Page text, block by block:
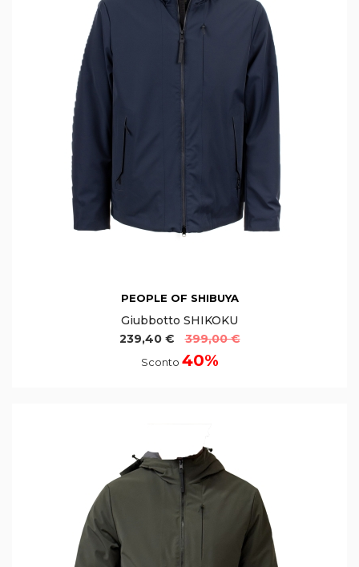
PEOPLE OF SHIBUYA
Giubbotto SHIKOKU
239,40 €
399,00 €
Sconto 40%